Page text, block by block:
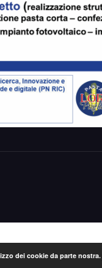
dei cookie da parte nostra.